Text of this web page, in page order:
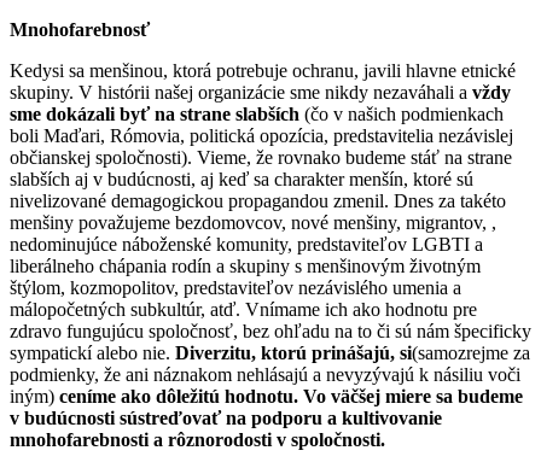
Mnohofarebnosť
Kedysi sa menšinou, ktorá potrebuje ochranu, javili hlavne etnické
skupiny. V histórii našej organizácie sme nikdy nezaváhali a vždy
sme dokázali byť na strane slabších (čo v našich podmienkach
boli Maďari, Rómovia, politická opozícia, predstavitelia nezávislej
občianskej spoločnosti). Vieme, že rovnako budeme stáť na strane
slabších aj v budúcnosti, aj keď sa charakter menšín, ktoré sú
nivelizované demagogickou propagandou zmenil. Dnes za takéto
menšiny považujeme bezdomovcov, nové menšiny, migrantov, ,
nedominujúce náboženské komunity, predstaviteľov LGBTI a
liberálneho chápania rodín a skupiny s menšinovým životným
štýlom, kozmopolitov, predstaviteľov nezávislého umenia a
málopočetných subkultúr, atď. Vnímame ich ako hodnotu pre
zdravo fungujúcu spoločnosť, bez ohľadu na to či sú nám špecificky
sympatickí alebo nie. Diverzitu, ktorú prinášajú, si(samozrejme za
podmienky, že ani náznakom nehlásajú a nevyzývajú k násiliu voči
iným) ceníme ako dôležitú hodnotu. Vo väčšej miere sa budeme
v budúcnosti sústreďovať na podporu a kultivovanie
mnohofarebnosti a rôznorodosti v spoločnosti.